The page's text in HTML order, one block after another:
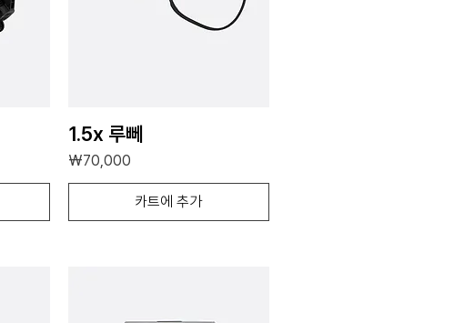
1.5x 루뻬
가격
₩70,000
카트에 추가